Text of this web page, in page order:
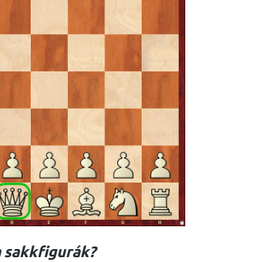
sakkfigurák?